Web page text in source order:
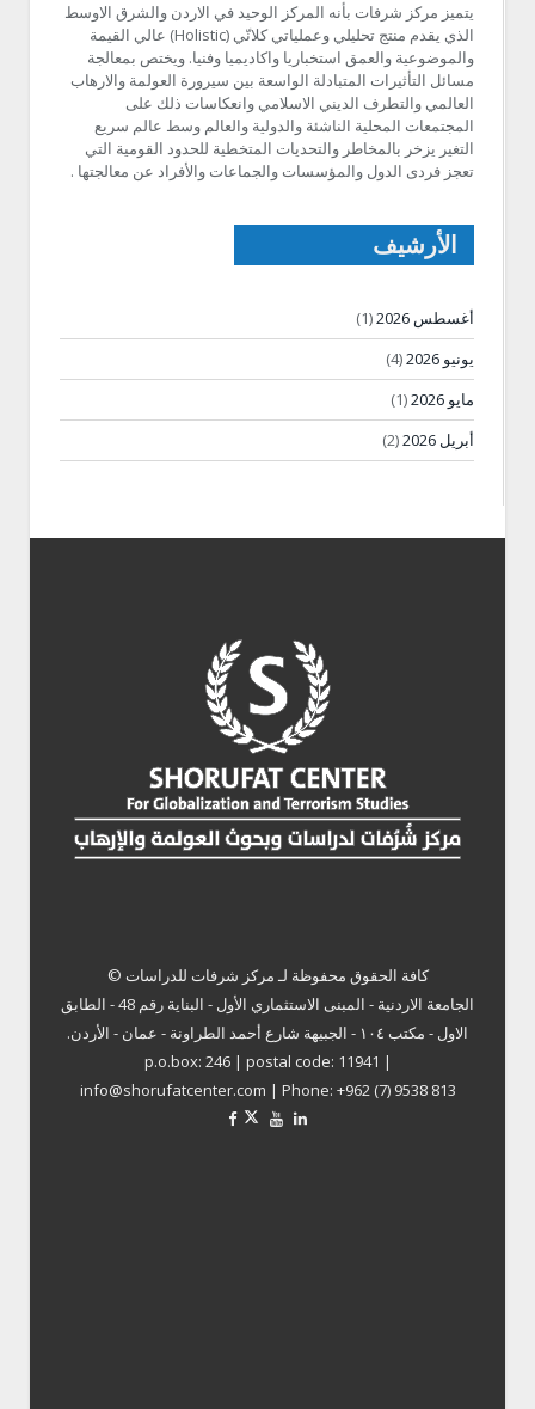
يتميز مركز شرفات بأنه المركز الوحيد في الاردن والشرق الاوسط
الذي يقدم منتج تحليلي وعملياتي كلانّي (Holistic) عالي القيمة
والموضوعية والعمق استخباريا واكاديميا وفنيا. ويختص بمعالجة
مسائل التأثيرات المتبادلة الواسعة بين سيرورة العولمة والارهاب
العالمي والتطرف الديني الاسلامي وانعكاسات ذلك على
المجتمعات المحلية الناشئة والدولية والعالم وسط عالم سريع
التغير يزخر بالمخاطر والتحديات المتخطية للحدود القومية التي
تعجز فردى الدول والمؤسسات والجماعات والأفراد عن معالجتها .
الأرشيف
أغسطس 2026
(1)
يونيو 2026
(4)
مايو 2026
(1)
أبريل 2026
(2)
كافة الحقوق محفوظة لـ مركز شرفات للدراسات ©
الجامعة الاردنية - المبنى الاستثماري الأول - البناية رقم 48 - الطابق
الاول - مكتب ١٠٤ - الجبيهة شارع أحمد الطراونة - عمان - الأردن.
p.o.box: 246 | postal code: 11941 |
info@shorufatcenter.com | Phone: +962 (7) 9538 813